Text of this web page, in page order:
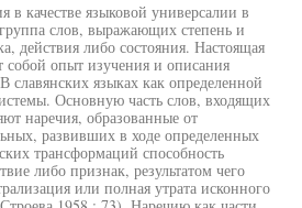
в качестве языковой универсалии в
слов, выражающих степень и
действия либо состояния. Настоящая
собой опыт изучения и описания
славянских языках как определенной
Основную часть слов, входящих
наречия, образованные от
развивших в ходе определенных
трансформаций способность
либо признак, результатом чего
или полная утрата исконного